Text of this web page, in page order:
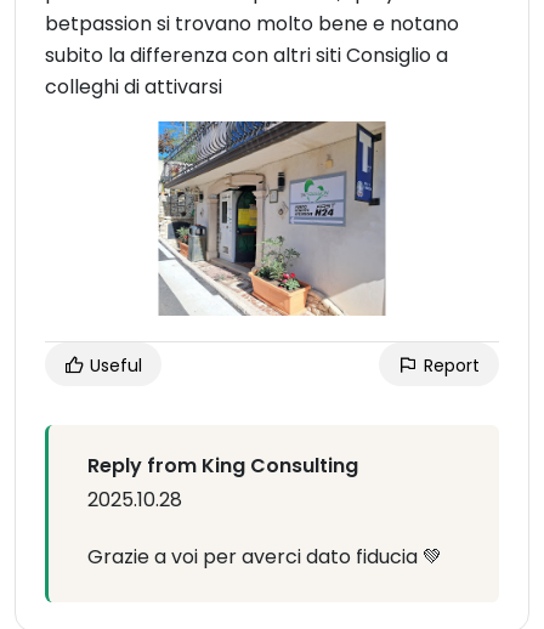
betpassion si trovano molto bene e notano
subito la differenza con altri siti Consiglio a
colleghi di attivarsi
Useful Report
Reply from King Consulting
2025.10.28
Grazie a voi per averci dato fiducia 💚